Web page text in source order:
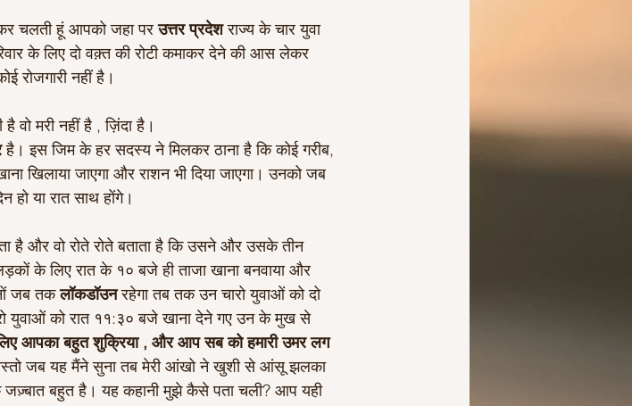
चलती हूं आपको जहा पर उत्तर प्रदेश राज्य के चार युवा
के लिए दो वक़्त की रोटी कमाकर देने की आस लेकर
रोजगारी नहीं है।
वो मरी नहीं है , ज़िंदा है।
है। इस जिम के हर सदस्य ने मिलकर ठाना है कि कोई गरीब,
खिलाया जाएगा और राशन भी दिया जाएगा। उनको जब
हो या रात साथ होंगे।
और वो रोते रोते बताता है कि उसने और उसके तीन
के लिए रात के १० बजे ही ताजा खाना बनवाया और
जब तक लॉकडॉउन रहेगा तब तक उन चारो युवाओं को दो
युवाओं को रात ११:३० बजे खाना देने गए उन के मुख से
आपका बहुत शुक्रिया , और आप सब को हमारी उमर लग
जब यह मैंने सुना तब मेरी आंखो ने खुशी से आंसू झलका
जज़्बात बहुत है। यह कहानी मुझे कैसे पता चली? आप यही